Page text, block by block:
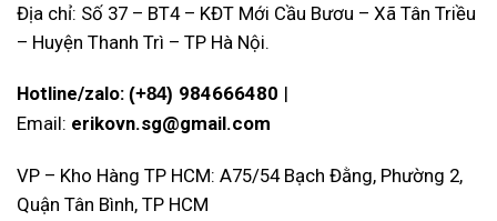
Địa chỉ: Số 37 – BT4 – KĐT Mới Cầu Bươu – Xã Tân Triều
– Huyện Thanh Trì – TP Hà Nội.
Hotline/zalo: (+84) 984666480 |
Email: erikovn.sg@gmail.com
VP – Kho Hàng TP HCM: A75/54 Bạch Đằng, Phường 2,
Quận Tân Bình, TP HCM